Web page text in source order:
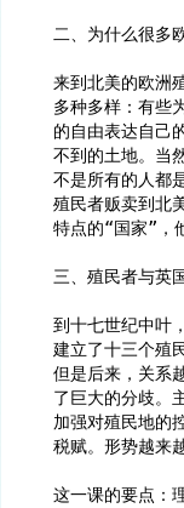
二、为什么很多
来到北美的欧洲
多种多样：有些
的自由表达自己
不到的土地。当
不是所有的人都
殖民者贩卖到北
特点的“国家”，
三、殖民者与英
到十七世纪中叶
建立了十三个殖
但是后来，关系
了巨大的分歧。
加强对殖民地的
税赋。形势越来
这一课的要点：